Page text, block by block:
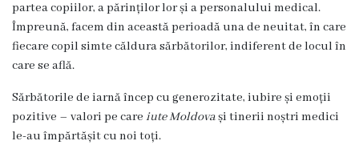
1
Secția
2
partea copiilor, a părinților lor și a personalului medical.
Împreună, facem din această perioadă una de neuitat, în care
fiecare copil simte căldura sărbătorilor, indiferent de locul în
care se află.
Sărbătorile de iarnă încep cu generozitate, iubire și emoții
pozitive – valori pe care iute Moldovași tinerii noștri medici
le-au împărtășit cu noi toți.